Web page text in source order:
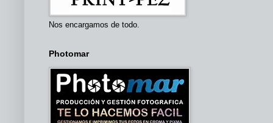
Nos encargamos de todo.
Photomar